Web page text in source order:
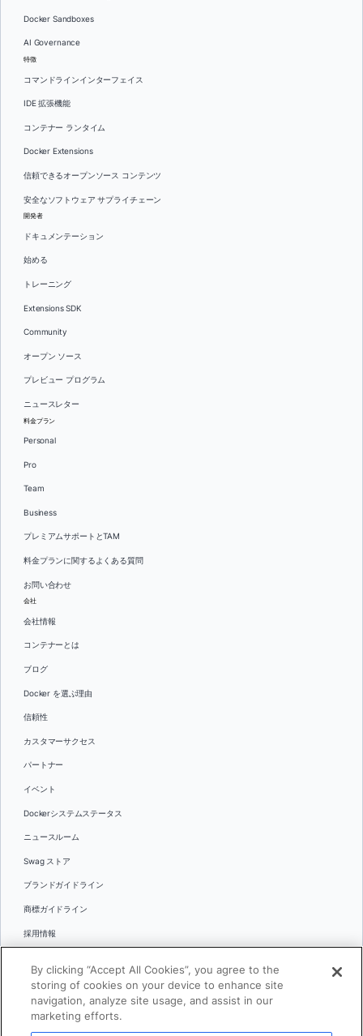
Docker Sandboxes
AI Governance
特徴
コマンドラインインターフェイス
IDE 拡張機能
コンテナー ランタイム
Docker Extensions
信頼できるオープンソース コンテンツ
安全なソフトウェア サプライチェーン
開発者
ドキュメンテーション
始める
トレーニング
Extensions SDK
Community
オープン ソース
プレビュー プログラム
ニュースレター
料金プラン
Personal
Pro
Team
Business
プレミアムサポートとTAM
料金プランに関するよくある質問
お問い合わせ
会社
会社情報
コンテナーとは
ブログ
Docker を選ぶ理由
信頼性
カスタマーサクセス
パートナー
イベント
Dockerシステムステータス
ニュースルーム
Swag ストア
ブランドガイドライン
商標ガイドライン
採用情報
言語
日本語
By clicking “Accept All Cookies”, you agree to the
storing of cookies on your device to enhance site
navigation, analyze site usage, and assist in our
marketing efforts.